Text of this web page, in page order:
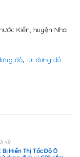
Kiển, huyện Nhà
đồ,túi đựng đồ
về
Bị Hiển Thị Tốc Độ Ô